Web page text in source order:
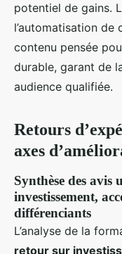
potentiel de gains.
l’automatisation
contenu pensée
durable, garant de
audience qualifiée.
Retours
axes
Synthèse des
investissement,
différenciants
L’analyse de la
retour sur